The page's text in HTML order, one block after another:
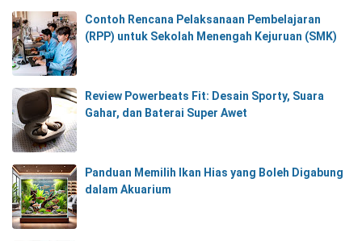
Contoh Rencana Pelaksanaan Pembelajaran
(RPP) untuk Sekolah Menengah Kejuruan (SMK)
Review Powerbeats Fit: Desain Sporty, Suara
Gahar, dan Baterai Super Awet
Panduan Memilih Ikan Hias yang Boleh Digabung
dalam Akuarium